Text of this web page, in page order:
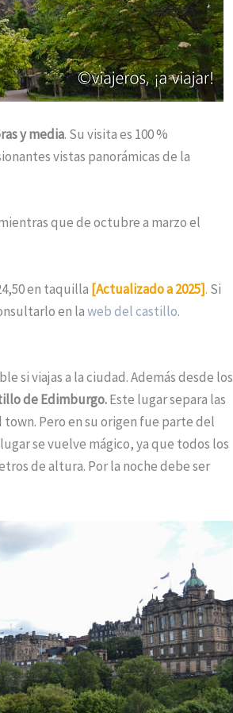
y media. Su visita es 100 %
vistas panorámicas de la
que de octubre a marzo el
en taquilla [Actualizado a 2025]. Si
en laweb del castillo.
si viajas a la ciudad. Además desde los
de Edimburgo.Este lugar separa las
Pero en su origen fue parte del
se vuelve mágico, ya que todos los
de altura. Por la noche debe ser